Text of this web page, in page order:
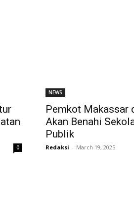
0
NEWS
Pemkot Makassar
Akan Benahi
Publik
Redaksi - March 19, 2025